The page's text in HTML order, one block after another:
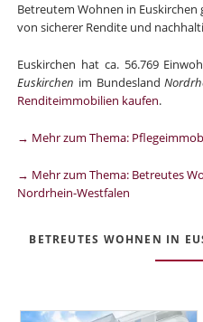
Betreutem Wohnen in
von sicherer Rendite und
Euskirchen hat ca. 56.769
Euskirchen im Bundesland
Renditeimmobilien kaufen.
→ Mehr zum Thema:
→ Mehr zum Thema: Betreutes
Nordrhein-Westfalen
BETREUTES WOHNEN IN